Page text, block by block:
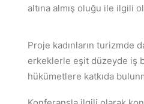
altına almış oluğu ile ilgili
Proje kadınların turizmde
erkeklerle eşit düzeyde iş
hükümetlere katkıda